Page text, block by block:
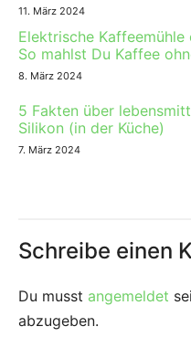
11. März 2024
Elektrische Kaffeemühle
So mahlst Du Kaffee
8. März 2024
5 Fakten über
Silikon (in der Küche)
7. März 2024
Schreibe einen
Du musst angemeldet
abzugeben.